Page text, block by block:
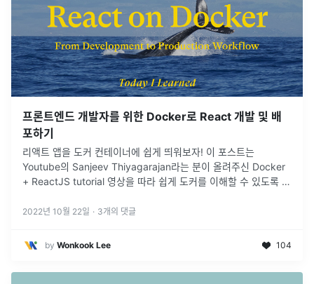
프론트엔드 개발자를 위한 Docker로 React 개발 및 배
포하기
리액트 앱을 도커 컨테이너에 쉽게 띄워보자! 이 포스트는
Youtube의 Sanjeev Thiyagarajan라는 분이 올려주신 Docker
+ ReactJS tutorial 영상을 따라 쉽게 도커를 이해할 수 있도록 정
2022년 10월 22일 · 3개의 댓글
by Wonkook Lee 104